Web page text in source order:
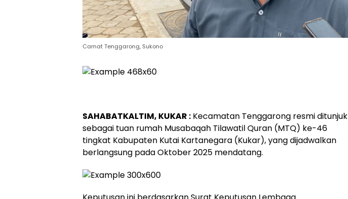
Camat Tenggarong, Sukono
SAHABATKALTIM, KUKAR : Kecamatan Tenggarong resmi ditunjuk
sebagai tuan rumah Musabaqah Tilawatil Quran (MTQ) ke-46
tingkat Kabupaten Kutai Kartanegara (Kukar), yang dijadwalkan
berlangsung pada Oktober 2025 mendatang.